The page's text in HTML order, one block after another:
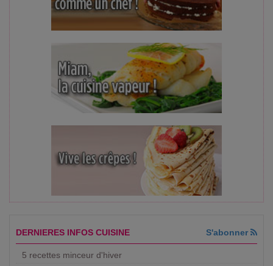
DERNIERES INFOS CUISINE S'abonner
5 recettes minceur d'hiver